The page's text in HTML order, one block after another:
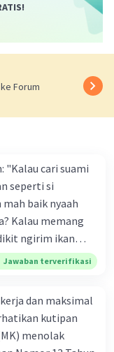
Forum
seperti si
ngirim ikan
Tokoh
c. kebaya
Jawaban terverifikasi
dan maksimal
kutipan
menolak